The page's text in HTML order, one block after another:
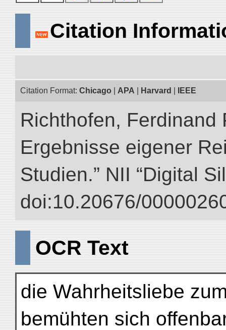
Citation
Citation Format: Chicago APA Harvard IEEE
Richthofen, Ferdinand
Ergebnisse eigener
Studien.” NII “Digital
doi:10.20676/
OCR Text
die Wahrheitsliebe
bemühten sich